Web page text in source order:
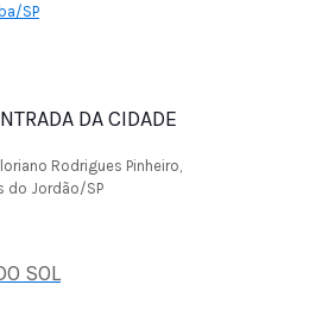
SP
DA CIDADE
Rodrigues Pinheiro,
do Jordão/SP
SOL